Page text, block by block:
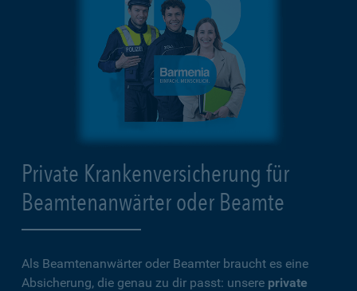
Private Krankenversicherung für
Beamtenanwärter oder Beamte
Als Beamtenanwärter oder Beamter braucht es eine
Absicherung, die genau zu dir passt: unsere private